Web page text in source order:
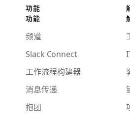
功能
功能
频道
Slack Connect
工作流程构建器
消息传递
抱团